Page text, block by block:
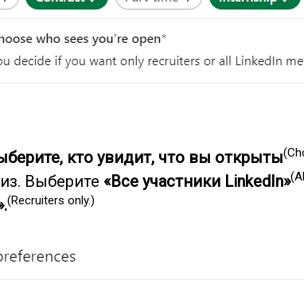
кто увидит, что вы открыты
Выберите «Все участники LinkedIn»
(Recruiters only.)